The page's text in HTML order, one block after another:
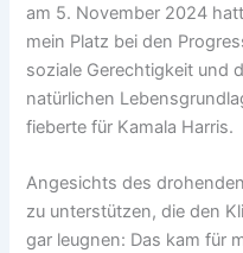
am 5. November 2024
mein Platz bei den
soziale Gerechtigkeit und
natürlichen
fieberte für Kamala Harris.
Angesichts des
zu unterstützen, die den
gar leugnen: Das kam für